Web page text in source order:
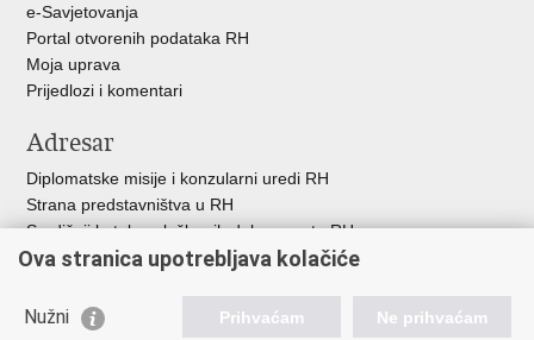
e-Savjetovanja
Portal otvorenih podataka RH
Moja uprava
Prijedlozi i komentari
Adresar
Diplomatske misije i konzularni uredi RH
Strana predstavništva u RH
Središnji katalog službenih dokumenata RH
Adresar tijela javne vlasti
Besplatni telefoni javne uprave
Ova stranica upotrebljava kolačiće
Nužni Prihvaćam Ne prihvaćam